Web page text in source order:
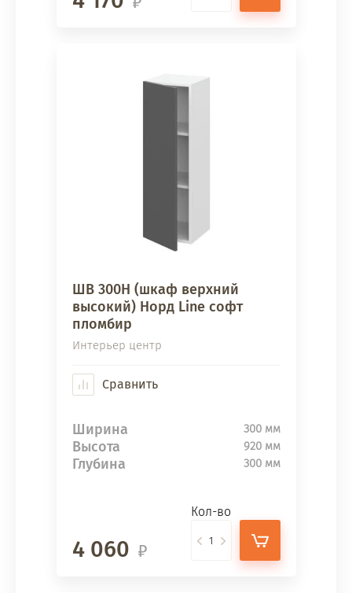
ШВ 300Н (шкаф верхний
высокий) Норд Line софт
пломбир
Интерьер центр
Сравнить
Ширина 300 мм
Высота 920 мм
Глубина 300 мм
4 060
Кол-во